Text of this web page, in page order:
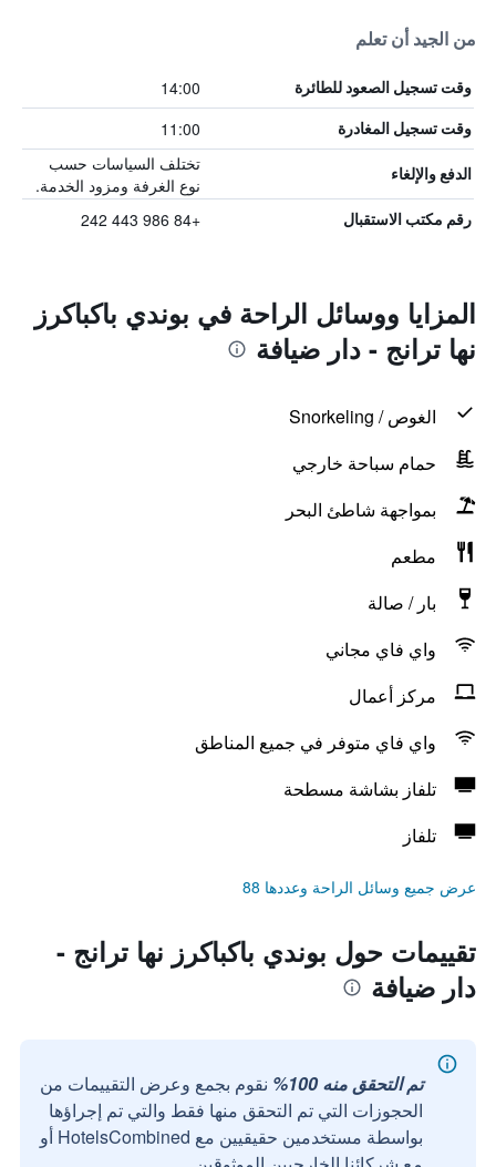
من الجيد أن تعلم
وقت تسجيل الصعود للطائرة 14:00
وقت تسجيل المغادرة 11:00
الدفع والإلغاء
تختلف السياسات حسب
نوع الغرفة ومزود الخدمة.
رقم مكتب الاستقبال +84 986 443 242
المزايا ووسائل الراحة في بوندي باكباكرز
نها ترانج - دار ضيافة
الغوص / Snorkeling
حمام سباحة خارجي
بمواجهة شاطئ البحر
مطعم
بار / صالة
واي فاي مجاني
مركز أعمال
واي فاي متوفر في جميع المناطق
تلفاز بشاشة مسطحة
تلفاز
عرض جميع وسائل الراحة وعددها 88
تقييمات حول بوندي باكباكرز نها ترانج -
دار ضيافة
تم التحقق منه 100%
نقوم بجمع وعرض التقييمات من
الحجوزات التي تم التحقق منها فقط والتي تم إجراؤها
بواسطة مستخدمين حقيقيين مع HotelsCombined أو